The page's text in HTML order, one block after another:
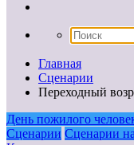
Главная
Сценарии
Переходный
День пожилого
Сценарии Сценарии